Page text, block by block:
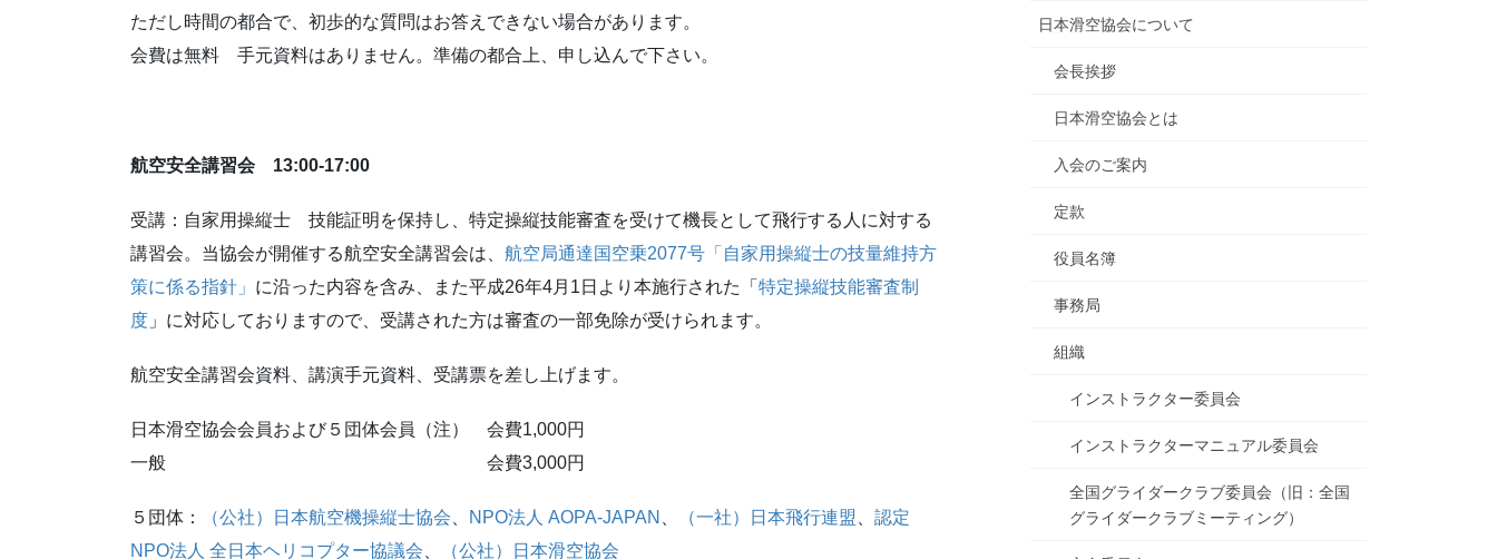
ただし時間の都合で、初歩的な質問はお答えできない場合があります。
会費は無料 手元資料はありません。準備の都合上、申し込んで下さい。
航空安全講習会 13:00-17:00
受講：自家用操縦士 技能証明を保持し、特定操縦技能審査を受けて機長として飛行する人に対する
講習会。当協会が開催する航空安全講習会は、 航空局通達国空乗2077号「自家用操縦士の技量維持方
策に係る指針」 に沿った内容を含み、また平成26年4月1日より本施行された「 特定操縦技能審査制
度 」に対応しておりますので、受講された方は審査の一部免除が受けられます。
航空安全講習会資料、講演手元資料、受講票を差し上げます。
日本滑空協会会員および５団体会員（注） 会費1,000円
一般 会費3,000円
５団体： （公社）日本航空機操縦士協会、 NPO法人 AOPA-JAPAN 、 （一社）日本飛行連盟 、 認定
NPO法人 全日本ヘリコプター協議会、 （公社）日本滑空協会
日本滑空協会について
会長挨拶
日本滑空協会とは
入会のご案内
定款
役員名簿
事務局
組織
インストラクター委員会
インストラクターマニュアル委員会
全国グライダークラブ委員会（旧：全国
グライダークラブミーティング）